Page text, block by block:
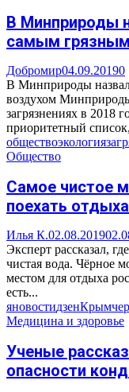
В Минприроды
самым
Добромир04.09.20190
В Минприроды
воздухом
загрязнениях в 2018
приоритетный
обществоэкология
Общество
Самое чистое
поехать
Илья К.02.08.2019
Эксперт рассказал,
чистая вода. Чёрное
местом для отдыха
есть...
яновостидзенКрым
Медицина и здоровье
Ученые
опасности